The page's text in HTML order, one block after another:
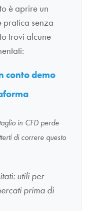
è aprire un
pratica senza
trovi alcune
conto demo
in CFD perde
di correre questo
utili per
prima di